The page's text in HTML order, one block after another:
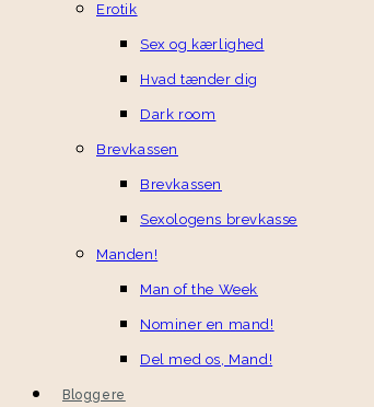
Erotik
Sex og kærlighed
Hvad tænder dig
Dark room
Brevkassen
Brevkassen
Sexologens brevkasse
Manden!
Man of the Week
Nominer en mand!
Del med os, Mand!
Bloggere